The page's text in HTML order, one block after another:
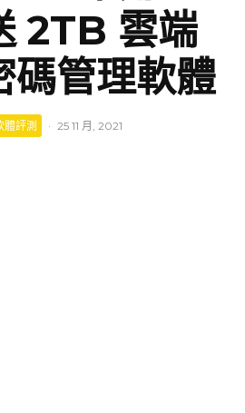
2TB 雲端
碼管理軟體
體評測 · 25 11 月, 2021